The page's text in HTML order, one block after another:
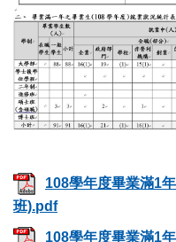
108學年度畢業滿1
班).pdf
108學年度畢業滿1